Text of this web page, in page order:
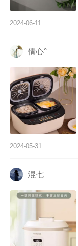
2024-06-11
倩心°
2024-05-31
混七